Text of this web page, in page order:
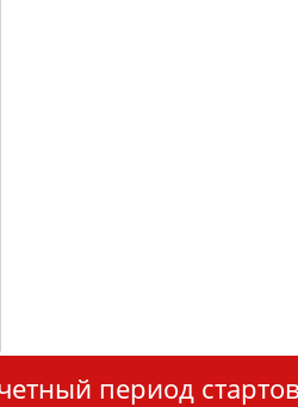
период